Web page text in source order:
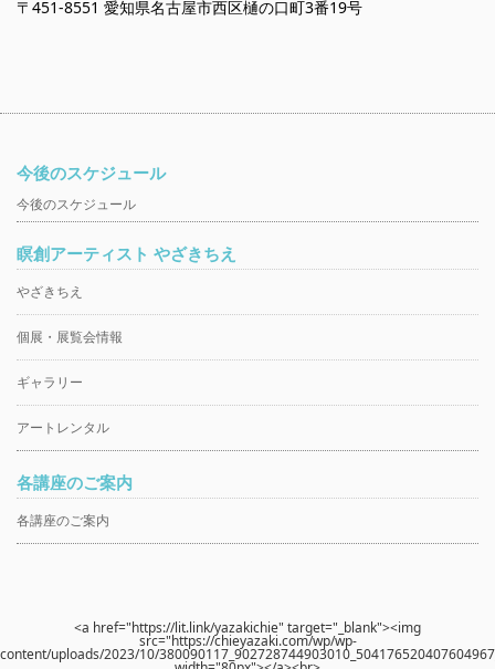
〒451-8551 愛知県名古屋市西区樋の口町3番19号
今後のスケジュール
今後のスケジュール
瞑創アーティスト やざきちえ
やざきちえ
個展・展覧会情報
ギャラリー
アートレンタル
各講座のご案内
各講座のご案内
<a href="https://lit.link/yazakichie" target="_blank"><img
src="https://chieyazaki.com/wp/wp-
content/uploads/2023/10/